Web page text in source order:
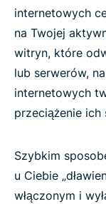
internetowych
na Twojej
witryn, które
lub serwerów,
internetowych
przeciążenie ich
Szybkim
u Ciebie
włączonym i